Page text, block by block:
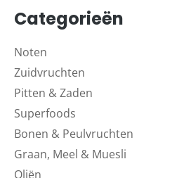
Categorieën
Noten
Zuidvruchten
Pitten & Zaden
Superfoods
Bonen & Peulvruchten
Graan, Meel & Muesli
Oliën